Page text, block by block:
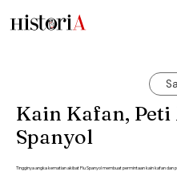
Kain Kafan, Peti
Spanyol
Tingginya angka kematian akibat Flu Spanyol membuat permintaan kain kafan dan